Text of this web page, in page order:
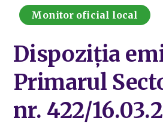
Monitor oficial local
Dispoziția
Primarul
nr. 422/